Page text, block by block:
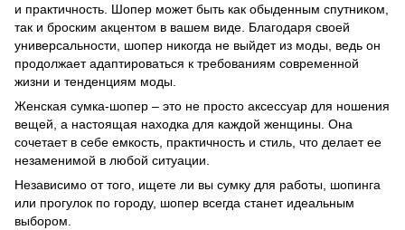
и практичность. Шопер может быть как обыденным спутником,
так и броским акцентом в вашем виде. Благодаря своей
универсальности, шопер никогда не выйдет из моды, ведь он
продолжает адаптироваться к требованиям современной
жизни и тенденциям моды.
Женская сумка-шопер – это не просто аксессуар для ношения
вещей, а настоящая находка для каждой женщины. Она
сочетает в себе емкость, практичность и стиль, что делает ее
незаменимой в любой ситуации.
Независимо от того, ищете ли вы сумку для работы, шопинга
или прогулок по городу, шопер всегда станет идеальным
выбором.